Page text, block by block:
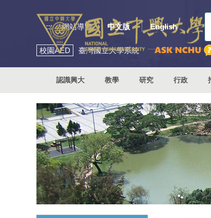
::: 網站導覽 中文版 English
校園AED 臺灣國立大學系統
認識興大 教學 研究 行政